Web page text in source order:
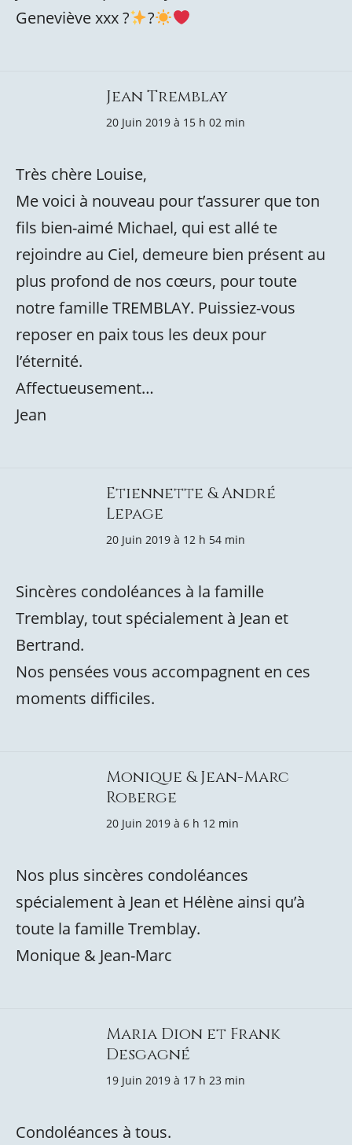
Geneviève xxx ?
?
Jean Tremblay
20 Juin 2019 à 15 h 02 min
Très chère Louise,
Me voici à nouveau pour t’assurer que ton
fils bien-aimé Michael, qui est allé te
rejoindre au Ciel, demeure bien présent au
plus profond de nos cœurs, pour toute
notre famille TREMBLAY. Puissiez-vous
reposer en paix tous les deux pour
l’éternité.
Affectueusement…
Jean
Etiennette & André
Lepage
20 Juin 2019 à 12 h 54 min
Sincères condoléances à la famille
Tremblay, tout spécialement à Jean et
Bertrand.
Nos pensées vous accompagnent en ces
moments difficiles.
Monique & Jean-Marc
Roberge
20 Juin 2019 à 6 h 12 min
Nos plus sincères condoléances
spécialement à Jean et Hélène ainsi qu’à
toute la famille Tremblay.
Monique & Jean-Marc
Maria Dion et Frank
Desgagné
19 Juin 2019 à 17 h 23 min
Condoléances à tous.